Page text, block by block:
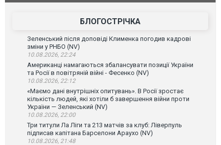
БЛОГОСТРІЧКА
Зеленський після доповіді Клименка погодив кадрові
зміни у РНБО (NV)
10.08.2026, 22:24
Американці намагаються збалансувати позиції України
та Росії в повітряній війні - Фесенко (NV)
10.08.2026, 22:12
«Маємо дані внутрішніх опитувань». В Росії зростає
кількість людей, які хотіли б завершення війни проти
України — Зеленський (NV)
10.08.2026, 22:00
Три титули Ла Ліги та 213 матчів за клуб: Ліверпуль
підписав капітана Барселони Араухо (NV)
10.08.2026, 21:48